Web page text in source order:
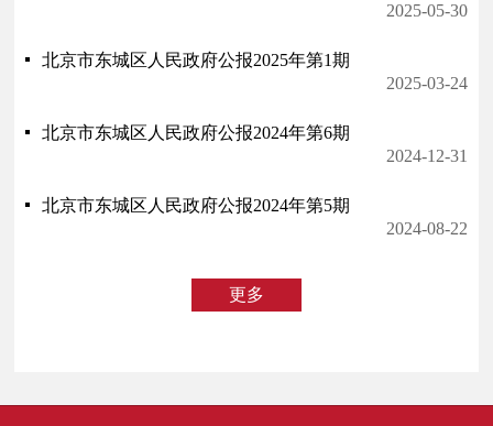
2025-05-30
北京市东城区人民政府公报2025年第1期
2025-03-24
北京市东城区人民政府公报2024年第6期
2024-12-31
北京市东城区人民政府公报2024年第5期
2024-08-22
更多